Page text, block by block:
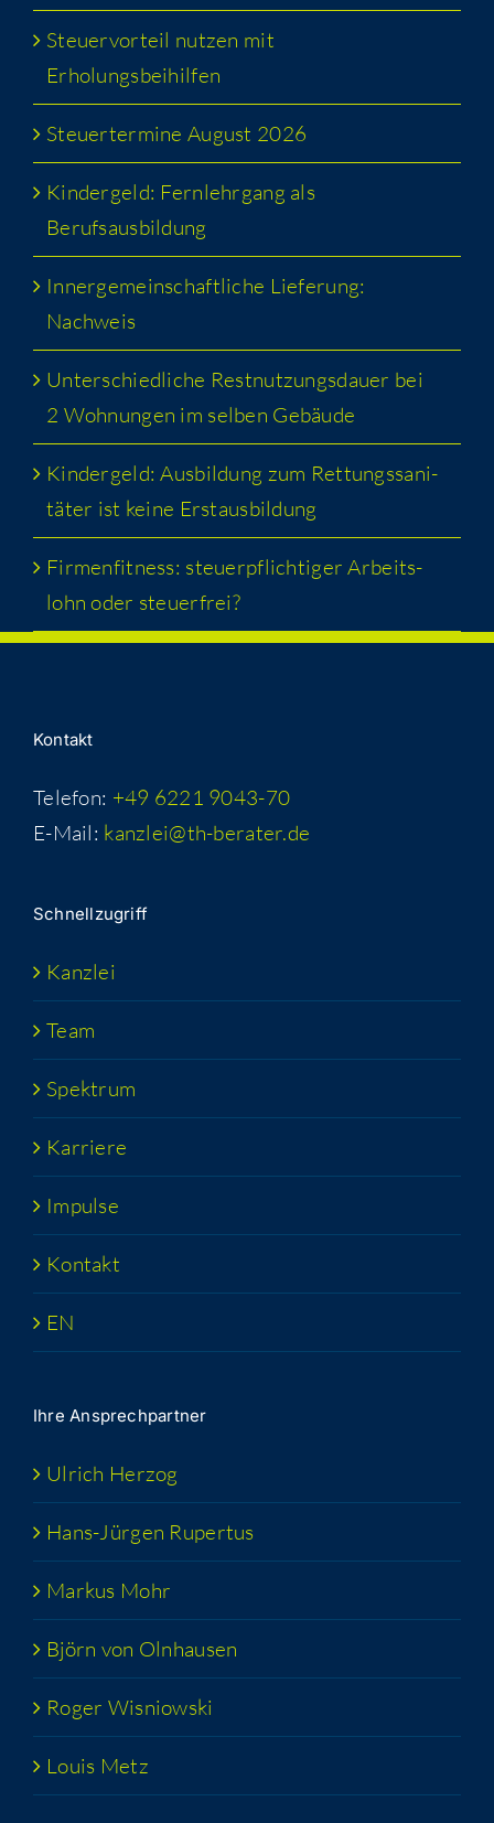
Steu­er­vor­teil nut­zen mit
Erholungsbeihilfen
Steu­er­ter­mi­ne August 2026
Kin­der­geld: Fern­lehr­gang als
Berufsausbildung
Inner­ge­mein­schaft­li­che Lie­fe­rung:
Nachweis
Unter­schied­li­che Rest­nut­zungs­dau­er bei
2 Woh­nun­gen im sel­ben Gebäude
Kin­der­geld: Aus­bil­dung zum Ret­tungs­sa­ni­
tä­ter ist kei­ne Erstausbildung
Fir­men­fit­ness: steu­er­pflich­ti­ger Arbeits­
lohn oder steuerfrei?
Kon­takt
Telefon: +49 6221 9043-70
E-Mail: kanzlei@th-berater.de
Schnell­zu­griff
Kanz­lei
Team
Spek­trum
Kar­rie­re
Impul­se
Kon­takt
EN
Ihre Ansprech­part­ner
Ulrich Her­zog
Hans-Jür­­gen Rupertus
Mar­kus Mohr
Björn von Olnhausen
Roger Wis­niow­ski
Lou­is Metz